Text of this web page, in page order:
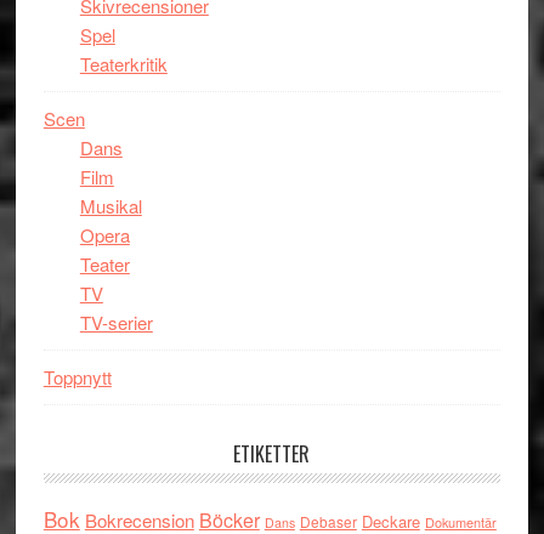
Skivrecensioner
Spel
Teaterkritik
Scen
Dans
Film
Musikal
Opera
Teater
TV
TV-serier
Toppnytt
ETIKETTER
Bok Bokrecension Böcker Dans Debaser Deckare Dokumentär